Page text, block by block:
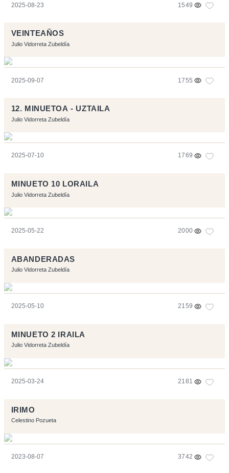
2025-08-23 1549
VEINTEAÑOS
Julio Vidorreta Zubeldía
2025-09-07 1755
12. MINUETOA - UZTAILA
Julio Vidorreta Zubeldía
2025-07-10 1769
MINUETO 10 LORAILA
Julio Vidorreta Zubeldía
2025-05-22 2000
ABANDERADAS
Julio Vidorreta Zubeldía
2025-05-10 2159
MINUETO 2 IRAILA
Julio Vidorreta Zubeldía
2025-03-24 2181
IRIMO
Celestino Pozueta
2023-08-07 3742